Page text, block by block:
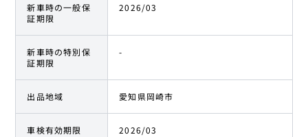
新車時の一般保
証期限
2026/03
新車時の特別保
証期限
-
出品地域 愛知県岡崎市
車検有効期限 2026/03